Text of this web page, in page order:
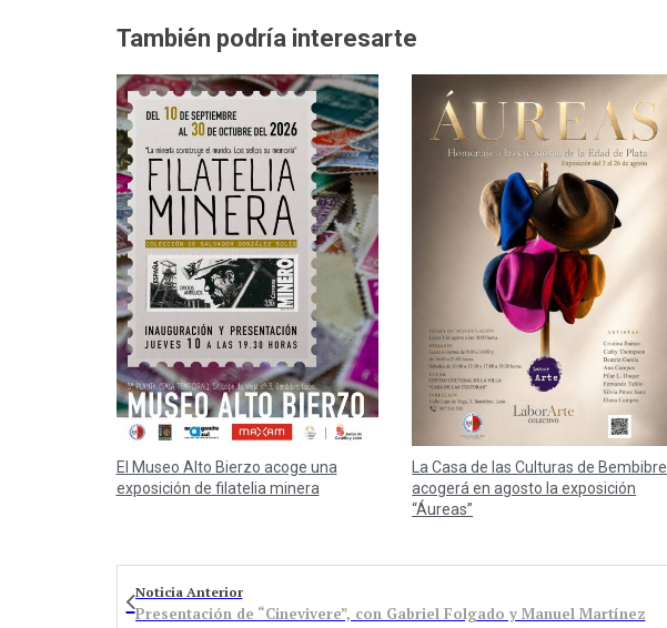
También podría interesarte
El Museo Alto Bierzo acoge una
exposición de filatelia minera
La Casa de las Culturas de Bembibre
acogerá en agosto la exposición
“Áureas”
Noticia Anterior
Presentación de “Cinevivere”, con Gabriel Folgado y Manuel Martínez